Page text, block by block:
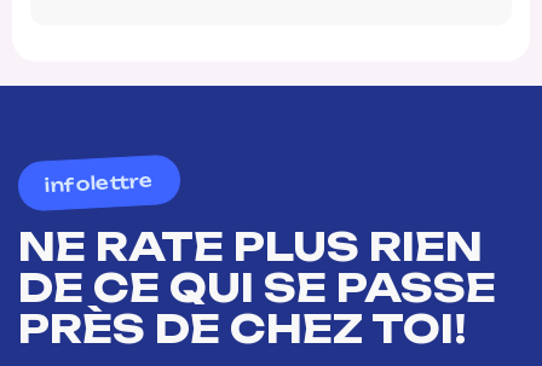
infolettre
NE RATE PLUS RIEN
DE CE QUI SE PASSE
PRÈS DE CHEZ TOI!